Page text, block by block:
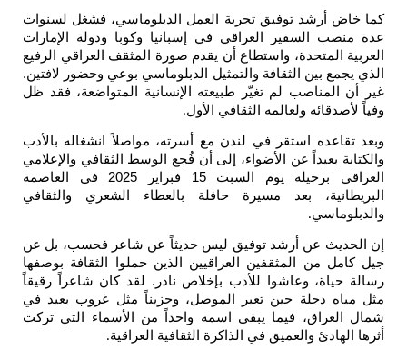
كما خاض أرشد توفيق تجربة العمل الدبلوماسي، فشغل لسنوات
عدة منصب السفير العراقي في إسبانيا وكوبا ودولة الإمارات
العربية المتحدة، واستطاع أن يقدم صورة المثقف العراقي الرفيع
الذي يجمع بين الثقافة والتمثيل الدبلوماسي بوعي وحضور لافتين.
غير أن المناصب لم تغيّر طبيعته الإنسانية المتواضعة، فقد ظل
وفياً لأصدقائه ولعالمه الثقافي الأول.
وبعد تقاعده استقر في لندن مع أسرته، مواصلاً انشغاله بالأدب
والكتابة بعيداً عن الأضواء، إلى أن فُجع الوسط الثقافي والإعلامي
العراقي برحيله يوم السبت 15 فبراير 2025 في العاصمة
البريطانية، بعد مسيرة حافلة بالعطاء الشعري والثقافي
والدبلوماسي.
إن الحديث عن أرشد توفيق ليس حديثاً عن شاعر فحسب، بل عن
جيل كامل من المثقفين العراقيين الذين حملوا الثقافة بوصفها
رسالة حياة، وعاشوا للأدب بإخلاص نادر. لقد كان شاعراً رقيقاً
مثل مياه دجلة حين تعبر الموصل، وحزيناً مثل غروب بعيد في
شمال العراق، فيما يبقى اسمه واحداً من الأسماء التي تركت
أثرها الهادئ والعميق في الذاكرة الثقافية العراقية.